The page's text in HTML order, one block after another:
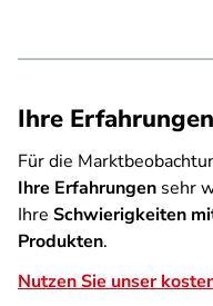
Ihre
Für die
Ihre Erfahrungen sehr
Ihre Schwierigkeiten
Produkten.
Nutzen Sie unser